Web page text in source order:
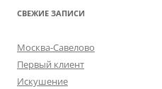
СВЕЖИЕ ЗАПИСИ
Москва-Савелово
Первый клиент
Искушение